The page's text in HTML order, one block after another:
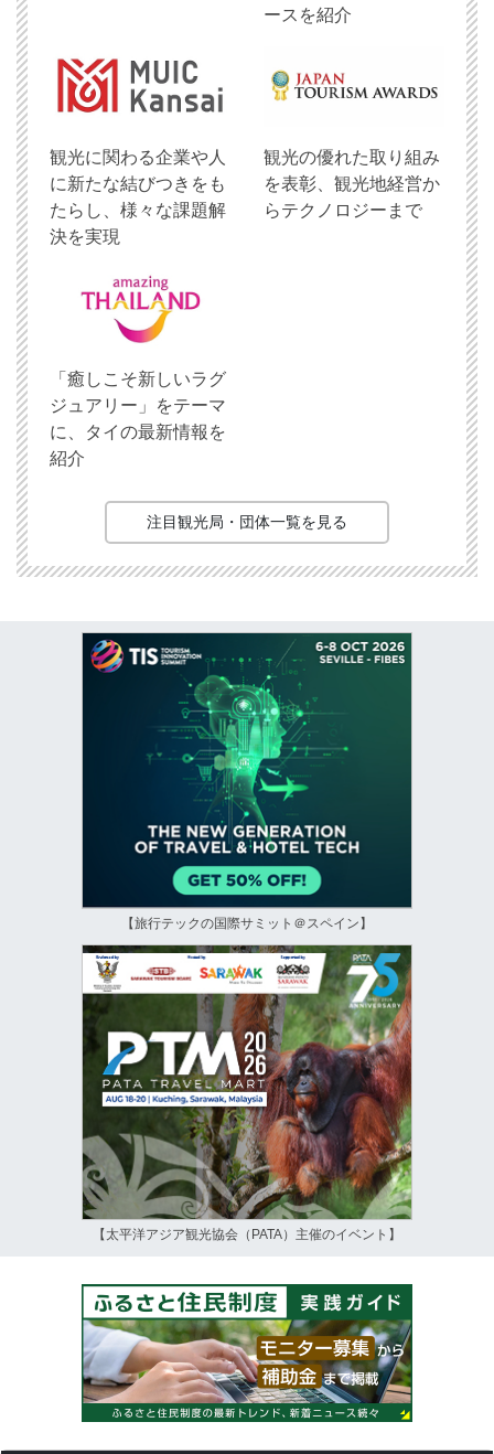
ースを紹介
観光に関わる企業や人
に新たな結びつきをも
たらし、様々な課題解
決を実現
観光の優れた取り組み
を表彰、観光地経営か
らテクノロジーまで
「癒しこそ新しいラグ
ジュアリー」をテーマ
に、タイの最新情報を
紹介
注目観光局・団体一覧を見る
【旅行テックの国際サミット＠スペイン】
【太平洋アジア観光協会（PATA）主催のイベント】